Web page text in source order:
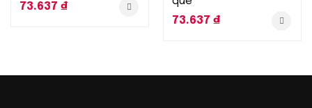
73.637 ₫
73.637 ₫